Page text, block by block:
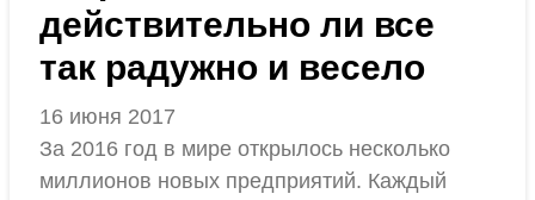
действительно ли все
так радужно и весело
16 июня 2017
За 2016 год в мире открылось несколько
миллионов новых предприятий. Каждый